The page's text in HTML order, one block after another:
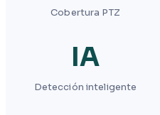
Cobertura PTZ
IA
Detección inteligente